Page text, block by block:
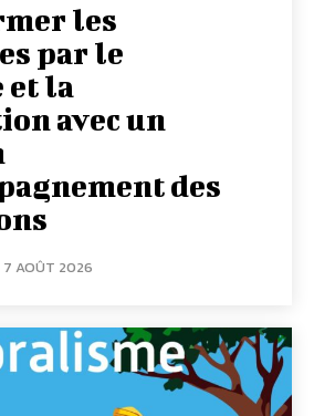
les
par le
et la
avec un
des
7 AOÛT 2026